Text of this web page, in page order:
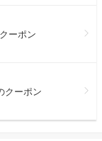
ーポン
クーポン